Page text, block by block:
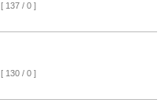
[ 137 / 0 ]
[ 130 / 0 ]